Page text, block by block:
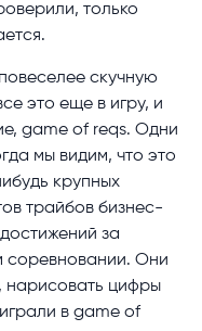
только
скучную
это еще в игру, и
game of reqs. Одни
мы видим, что это
крупных
трайбов бизнес-
за
соревновании. Они
нарисовать цифры
в game of